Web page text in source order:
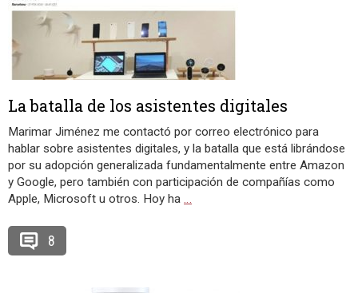
La batalla de los asistentes digitales
Marimar Jiménez me contactó por correo electrónico para
hablar sobre asistentes digitales, y la batalla que está librándose
por su adopción generalizada fundamentalmente entre Amazon
y Google, pero también con participación de compañías como
Apple, Microsoft u otros. Hoy ha …
8